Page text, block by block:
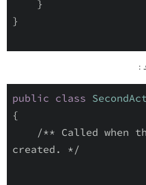
}
}
public class
{
/** Called
created. */